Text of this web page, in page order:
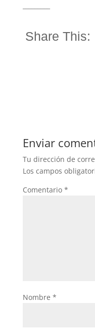
Share This:
Enviar
Tu dirección de
Los campos
Comentario *
Nombre *